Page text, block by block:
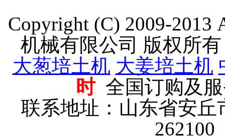
Copyright (C) 2009-2013
机械有限公司 版权所
大葱培土机 大姜培土机
时全国订购及服
联系地址：山东省安